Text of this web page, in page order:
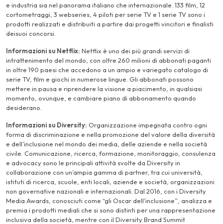
e industria sia nel panorama italiano che internazionale. 133 film, 12
cortometraggi, 3 webseries, 4 piloti per serie TV e 1 serie TV sono i
prodotti realizzati e distribuiti a partire dai progetti vincitori e finalisti
deisuoi concorsi.
Informazioni su Netflix: Netflix è uno dei più grandi servizi di
intrattenimento del mondo, con oltre 260 milioni di abbonati paganti
in oltre 190 paesi che accedono a un ampio e variegato catalogo di
serie TV, film e giochi in numerose lingue. Gli abbonati possono
mettere in pausa e riprendere la visione a piacimento, in qualsiasi
momento, ovunque, e cambiare piano di abbonamento quando
desiderano.
Informazioni su Diversity: Organizzazione impegnata contro ogni
forma di discriminazione e nella promozione del valore della diversità
e dell’inclusione nel mondo dei media, delle aziende e nella società
civile. Comunicazione, ricerca, formazione, monitoraggio, consulenza
e advocacy sono le principali attività svolte da Diversity in
collaborazione con un’ampia gamma di partner, tra cui università,
istituti di ricerca, scuole, enti locali, aziende e società, organizzazioni
non governative nazionali e internazionali. Dal 2016, con i Diversity
Media Awards, conosciuti come “gli Oscar dell’inclusione”, analizza e
premia i prodotti mediali che si sono distinti per una rappresentazione
inclusiva della società, mentre con il Diversity Brand Summit